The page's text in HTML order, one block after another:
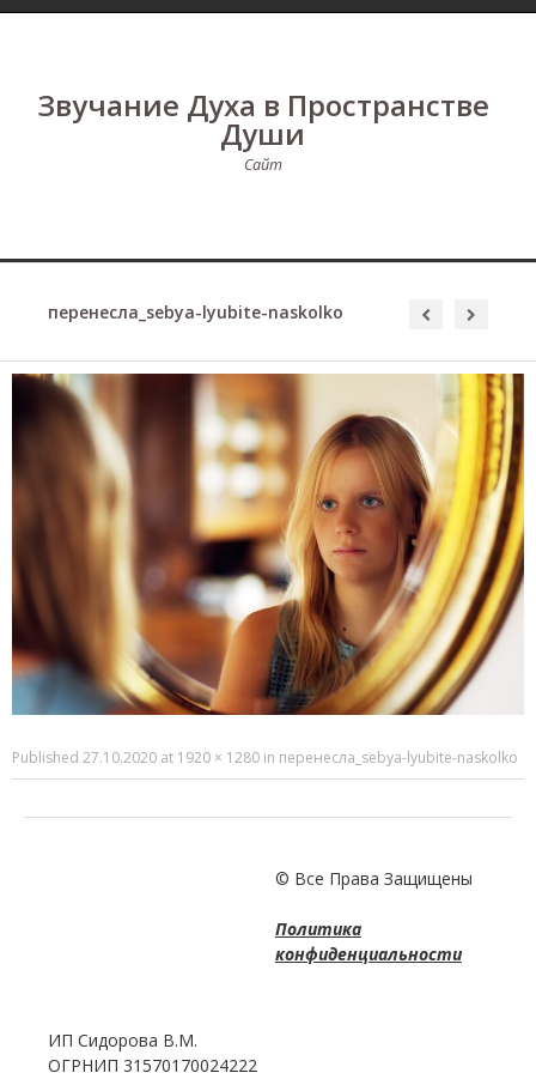
Звучание Духа в Пространстве
Души
Сайт
перенесла_sebya-lyubite-naskolko
Published 27.10.2020 at 1920 × 1280 in перенесла_sebya-lyubite-naskolko
© Все Права Защищены
Политика
конфиденциальности
ИП Сидорова В.М.
ОГРНИП 31570170024222